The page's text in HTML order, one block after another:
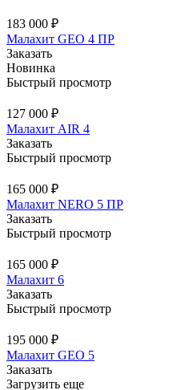
183 000 ₽
Малахит GEO 4 ПР
Заказать
Новинка
Быстрый просмотр
127 000 ₽
Малахит AIR 4
Заказать
Быстрый просмотр
165 000 ₽
Малахит NERO 5 ПР
Заказать
Быстрый просмотр
165 000 ₽
Малахит 6
Заказать
Быстрый просмотр
195 000 ₽
Малахит GEO 5
Заказать
Загрузить еще